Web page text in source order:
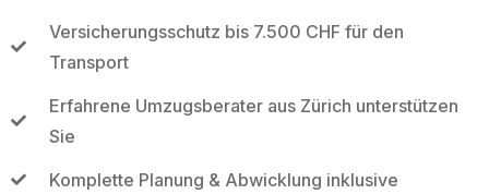
Versicherungsschutz bis 7.500 CHF für den
Transport
Erfahrene Umzugsberater aus Zürich unterstützen
Sie
Komplette Planung & Abwicklung inklusive